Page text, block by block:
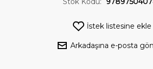
İstek listesine ekle
Arkadaşına e-posta